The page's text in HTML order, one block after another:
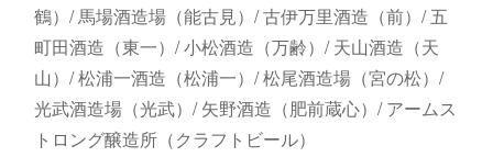
鶴）/ 馬場酒造場（能古見）/ 古伊万里酒造（前）/ 五
町田酒造（東一）/ 小松酒造（万齢）/ 天山酒造（天
山）/ 松浦一酒造（松浦一）/ 松尾酒造場（宮の松）/
光武酒造場（光武）/ 矢野酒造（肥前蔵心）/ アームス
トロング醸造所（クラフトビール）